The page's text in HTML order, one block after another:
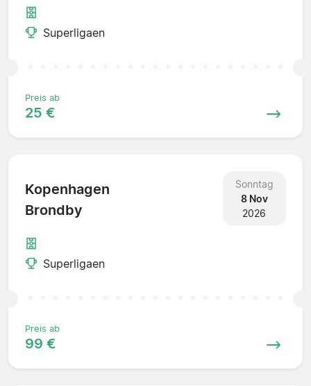
Superligaen
Preis ab
25 €
Kopenhagen
Brondby
Sonntag
8 Nov
2026
Superligaen
Preis ab
99 €